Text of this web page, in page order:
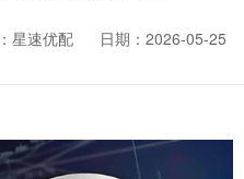
星速优配
日期：2026-05-25